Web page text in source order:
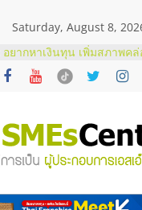
Saturday, August 8,
บริษัท Cybersecurity ในไท
วิธีเลือกผู้ให้บริการให้คุ้มค่า
โจทย์ธุรกิจ
อยากหาเงินทุน เพิ่มสภาพคล่
บริการน้ำมัน Shell
สัมมนาลงทุน แฟรนไชส์ยอ
ThaiFranchise Meet Up จั
ร้านเครื่องเสียงคุณภาพสูง